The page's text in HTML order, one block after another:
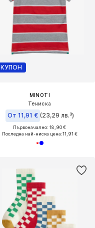
КУПОН
MINOTI
Тениска
От 11,91 € (23,29 лв.³)
Първоначално: 18,90 €
Последна най-ниска цена:11,91 €